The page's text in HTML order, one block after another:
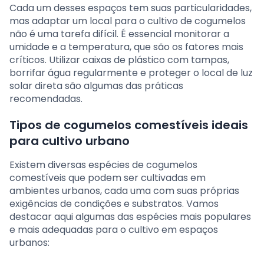
Cada um desses espaços tem suas particularidades,
mas adaptar um local para o cultivo de cogumelos
não é uma tarefa difícil. É essencial monitorar a
umidade e a temperatura, que são os fatores mais
críticos. Utilizar caixas de plástico com tampas,
borrifar água regularmente e proteger o local de luz
solar direta são algumas das práticas
recomendadas.
Tipos de cogumelos comestíveis ideais
para cultivo urbano
Existem diversas espécies de cogumelos
comestíveis que podem ser cultivadas em
ambientes urbanos, cada uma com suas próprias
exigências de condições e substratos. Vamos
destacar aqui algumas das espécies mais populares
e mais adequadas para o cultivo em espaços
urbanos: